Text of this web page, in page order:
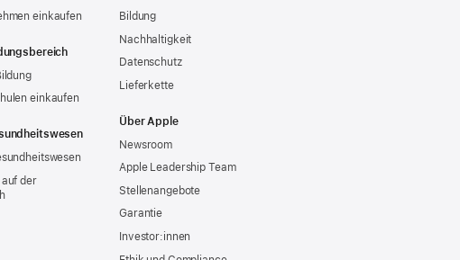
einkaufen
einkaufen
der
Bildung
Nachhaltigkeit
Datenschutz
Lieferkette
Über Apple
Newsroom
Apple Leadership Team
Stellenangebote
Garantie
Investor:innen